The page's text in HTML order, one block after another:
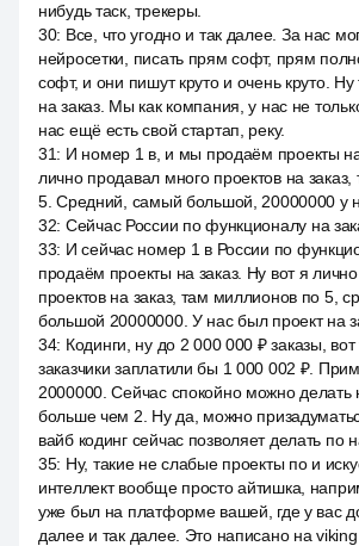
нибудь таск, трекеры.
30: Все, что угодно и так далее. За нас
нейросетки, писать прям софт, прям
софт, и они пишут круто и очень круто. Ну
на заказ. Мы как компания, у нас не
нас ещё есть свой стартап, реку.
31: И номер 1 в, и мы продаём проекты на
лично продавал много проектов на
5. Средний, самый большой, 20000000 у
32: Сейчас России по функционалу на
33: И сейчас номер 1 в России по
продаём проекты на заказ. Ну вот я
проектов на заказ, там миллионов по 5,
большой 20000000. У нас был проект на
34: Кодинги, ну до 2 000 000 ₽ заказы,
заказчики заплатили бы 1 000 002 ₽.
2000000. Сейчас спокойно можно делать
больше чем 2. Ну да, можно
вайб кодинг сейчас позволяет делать по
35: Ну, такие не слабые проекты по и
интеллект вообще просто айтишка,
уже был на платформе вашей, где у вас
далее и так далее. Это написано на